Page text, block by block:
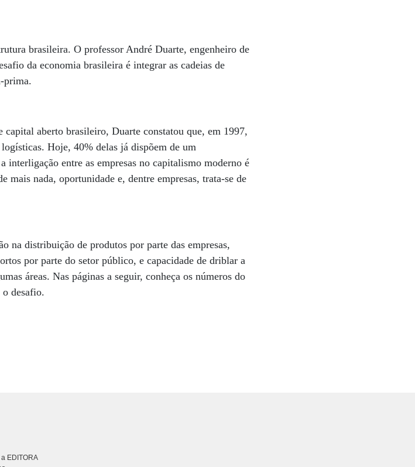
brasileira. O professor André Duarte, engenheiro de
da economia brasileira é integrar as cadeias de
prima.
capital aberto brasileiro, Duarte constatou que, em 1997,
Hoje, 40% delas já dispõem de um
interligação entre as empresas no capitalismo moderno é
nada, oportunidade e, dentre empresas, trata-se de
na distribuição de produtos por parte das empresas,
por parte do setor público, e capacidade de driblar a
áreas. Nas páginas a seguir, conheça os números do
o desafio.
EDITORA